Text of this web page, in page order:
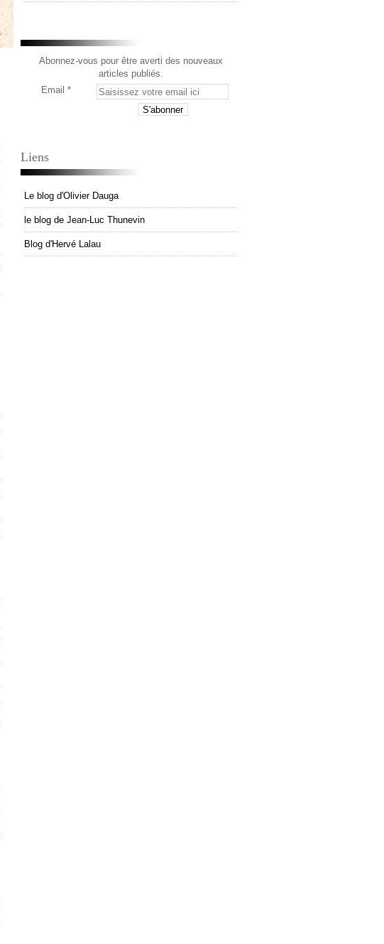
Abonnez-vous pour être averti des nouveaux
articles publiés.
Email
Liens
Le blog d'Olivier Dauga
le blog de Jean-Luc Thunevin
Blog d'Hervé Lalau